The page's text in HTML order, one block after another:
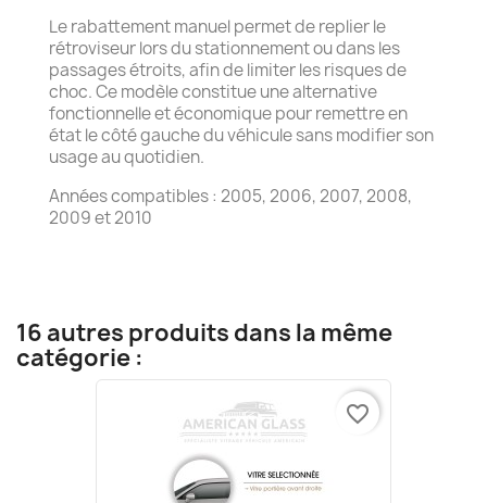
Le rabattement manuel permet de replier le
rétroviseur lors du stationnement ou dans les
passages étroits, afin de limiter les risques de
choc. Ce modèle constitue une alternative
fonctionnelle et économique pour remettre en
état le côté gauche du véhicule sans modifier son
usage au quotidien.
Années compatibles : 2005, 2006, 2007, 2008,
2009 et 2010
16 autres produits dans la même
catégorie :
favorite_border